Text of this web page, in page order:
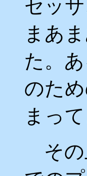
セッ
まあ
た。
のた
まっ
その